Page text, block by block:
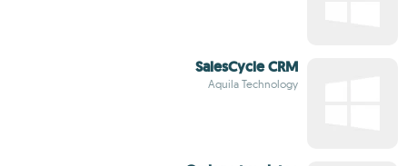
SalesCycle CRM
Aquila Technology